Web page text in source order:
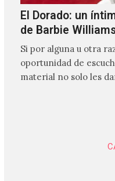
El Dorado: un
de Barbie
Si por alguna u otra
oportunidad de
material no solo les